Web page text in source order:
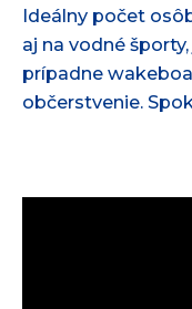
Ideálny počet
aj na vodné
prípadne
občerstvenie.